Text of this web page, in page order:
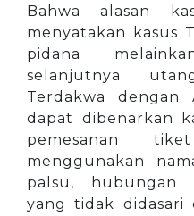
Bahwa alasan
menyatakan kasus
pidana
selanjutnya
Terdakwa dengan
dapat dibenarkan
pemesanan
menggunakan
palsu, hubungan
yang tidak didasari